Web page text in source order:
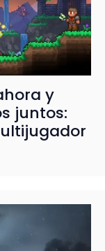
y
juntos: